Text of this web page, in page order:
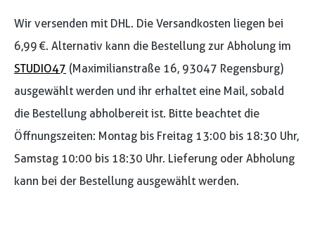
Wir versenden mit DHL. Die Versandkosten liegen bei
6,99 €. Alternativ kann die Bestellung zur Abholung im
STUDIO47 (Maximilianstraße 16, 93047 Regensburg)
ausgewählt werden und ihr erhaltet eine Mail, sobald
die Bestellung abholbereit ist. Bitte beachtet die
Öffnungszeiten: Montag bis Freitag 13:00 bis 18:30 Uhr,
Samstag 10:00 bis 18:30 Uhr. Lieferung oder Abholung
kann bei der Bestellung ausgewählt werden.